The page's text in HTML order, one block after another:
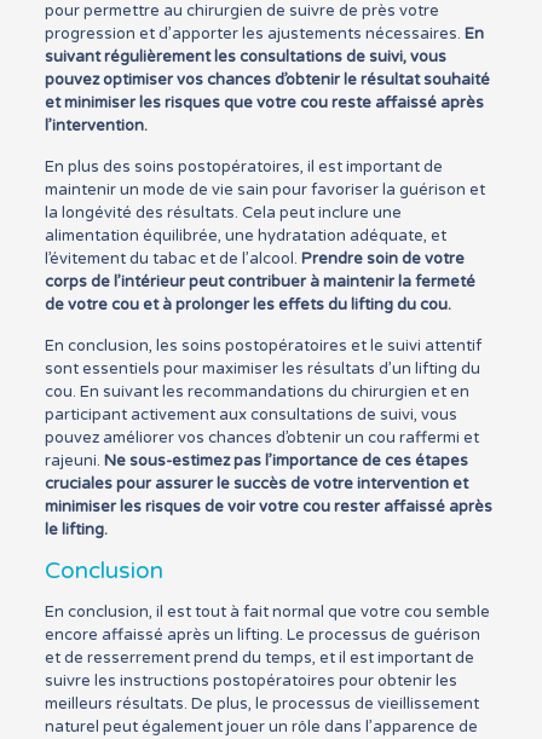
pour permettre au chirurgien de suivre de près votre
progression et d’apporter les ajustements nécessaires. En
suivant régulièrement les consultations de suivi, vous
pouvez optimiser vos chances d’obtenir le résultat souhaité
et minimiser les risques que votre cou reste affaissé après
l’intervention.
En plus des soins postopératoires, il est important de
maintenir un mode de vie sain pour favoriser la guérison et
la longévité des résultats. Cela peut inclure une
alimentation équilibrée, une hydratation adéquate, et
l’évitement du tabac et de l’alcool. Prendre soin de votre
corps de l’intérieur peut contribuer à maintenir la fermeté
de votre cou et à prolonger les effets du lifting du cou.
En conclusion, les soins postopératoires et le suivi attentif
sont essentiels pour maximiser les résultats d’un lifting du
cou. En suivant les recommandations du chirurgien et en
participant activement aux consultations de suivi, vous
pouvez améliorer vos chances d’obtenir un cou raffermi et
rajeuni. Ne sous-estimez pas l’importance de ces étapes
cruciales pour assurer le succès de votre intervention et
minimiser les risques de voir votre cou rester affaissé après
le lifting.
Conclusion
En conclusion, il est tout à fait normal que votre cou semble
encore affaissé après un lifting. Le processus de guérison
et de resserrement prend du temps, et il est important de
suivre les instructions postopératoires pour obtenir les
meilleurs résultats. De plus, le processus de vieillissement
naturel peut également jouer un rôle dans l’apparence de